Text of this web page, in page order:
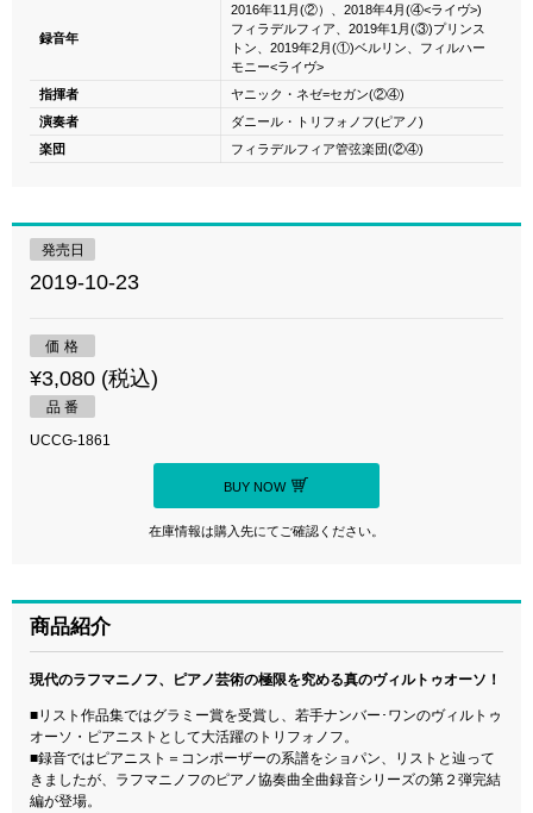
録音年
2016年11月(②）、2018年4月(④<ライヴ>)
フィラデルフィア、2019年1月(③)プリンス
トン、2019年2月(①)ベルリン、フィルハー
モニー<ライヴ>
指揮者
ヤニック・ネゼ=セガン(②④)
演奏者
ダニール・トリフォノフ(ピアノ)
楽団
フィラデルフィア管弦楽団(②④)
発売日
2019-10-23
価 格
¥3,080 (税込)
品 番
UCCG-1861
BUY NOW
在庫情報は購入先にてご確認ください。
商品紹介
現代のラフマニノフ、ピアノ芸術の極限を究める真のヴィルトゥオーソ！
■リスト作品集ではグラミー賞を受賞し、若手ナンバー･ワンのヴィルトゥ
オーソ・ピアニストとして大活躍のトリフォノフ。
■録音ではピアニスト＝コンポーザーの系譜をショパン、リストと辿って
きましたが、ラフマニノフのピアノ協奏曲全曲録音シリーズの第２弾完結
編が登場。